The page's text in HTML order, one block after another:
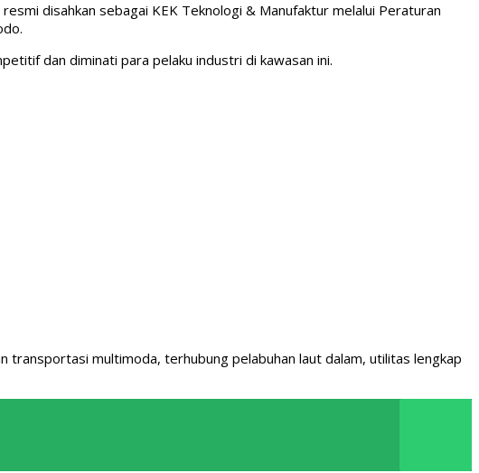
disahkan sebagai KEK Teknologi & Manufaktur melalui Peraturan
dan diminati para pelaku industri di kawasan ini.
transportasi multimoda, terhubung pelabuhan laut dalam, utilitas lengkap